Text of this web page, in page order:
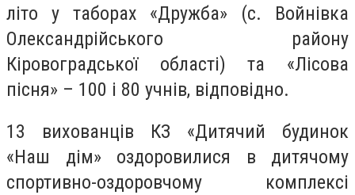
літо у таборах «Дружба» (с. Войнівка
Олександрійського району
Кіровоградської області) та «Лісова
пісня» – 100 і 80 учнів, відповідно.
13 вихованців КЗ «Дитячий будинок
«Наш дім» оздоровилися в дитячому
спортивно-оздоровчому комплексі